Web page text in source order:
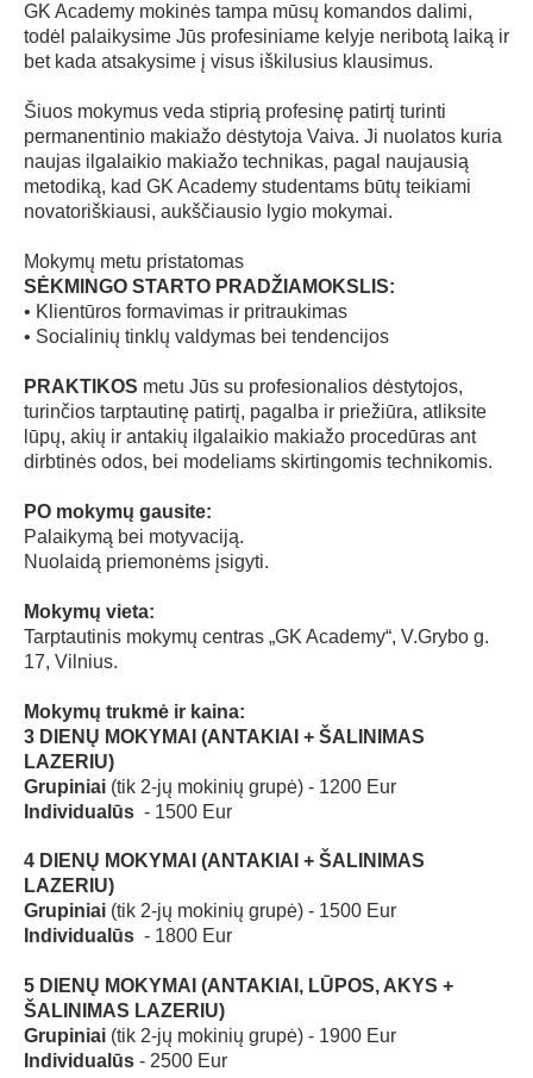
GK Academy mokinės tampa mūsų komandos dalimi,
todėl palaikysime Jūs profesiniame kelyje neribotą laiką ir
bet kada atsakysime į visus iškilusius klausimus.
Šiuos mokymus veda stiprią profesinę patirtį turinti
permanentinio makiažo dėstytoja Vaiva. Ji nuolatos kuria
naujas ilgalaikio makiažo technikas, pagal naujausią
metodiką, kad GK Academy studentams būtų teikiami
novatoriškiausi, aukščiausio lygio mokymai.
Mokymų metu pristatomas
SĖKMINGO STARTO PRADŽIAMOKSLIS:
• Klientūros formavimas ir pritraukimas
• Socialinių tinklų valdymas bei tendencijos
PRAKTIKOS metu Jūs su profesionalios dėstytojos,
turinčios tarptautinę patirtį, pagalba ir priežiūra, atliksite
lūpų, akių ir antakių ilgalaikio makiažo procedūras ant
dirbtinės odos, bei modeliams skirtingomis technikomis.
PO mokymų gausite:
Palaikymą bei motyvaciją.
Nuolaidą priemonėms įsigyti.
Mokymų vieta:
Tarptautinis mokymų centras „GK Academy“, V.Grybo g.
17, Vilnius.
Mokymų trukmė ir kaina:
3 DIENŲ MOKYMAI (ANTAKIAI + ŠALINIMAS
LAZERIU)
Grupiniai (tik 2-jų mokinių grupė) - 1200 Eur
Individualūs - 1500 Eur
4 DIENŲ MOKYMAI (ANTAKIAI + ŠALINIMAS
LAZERIU)
Grupiniai (tik 2-jų mokinių grupė) - 1500 Eur
Individualūs - 1800 Eur
5 DIENŲ MOKYMAI (ANTAKIAI, LŪPOS, AKYS +
ŠALINIMAS LAZERIU)
Grupiniai (tik 2-jų mokinių grupė) - 1900 Eur
Individualūs - 2500 Eur